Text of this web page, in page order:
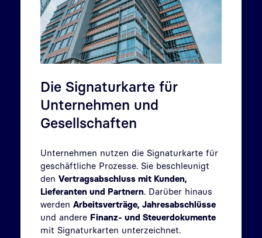
Die Signaturkarte für
Unternehmen und
Gesellschaften
Unternehmen nutzen die Signaturkarte für
geschäftliche Prozesse. Sie beschleunigt
den Vertragsabschluss mit Kunden,
Lieferanten und Partnern. Darüber hinaus
werden Arbeitsverträge, Jahresabschlüsse
und andere Finanz- und Steuerdokumente
mit Signaturkarten unterzeichnet.